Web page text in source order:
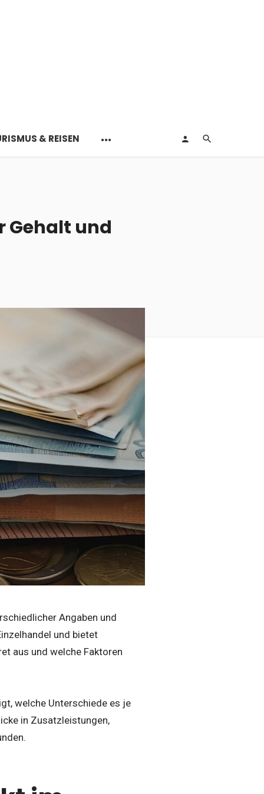
& REISEN
Gehalt und
Angaben und
und bietet
aus und welche Faktoren
welche Unterschiede es je
in Zusatzleistungen,